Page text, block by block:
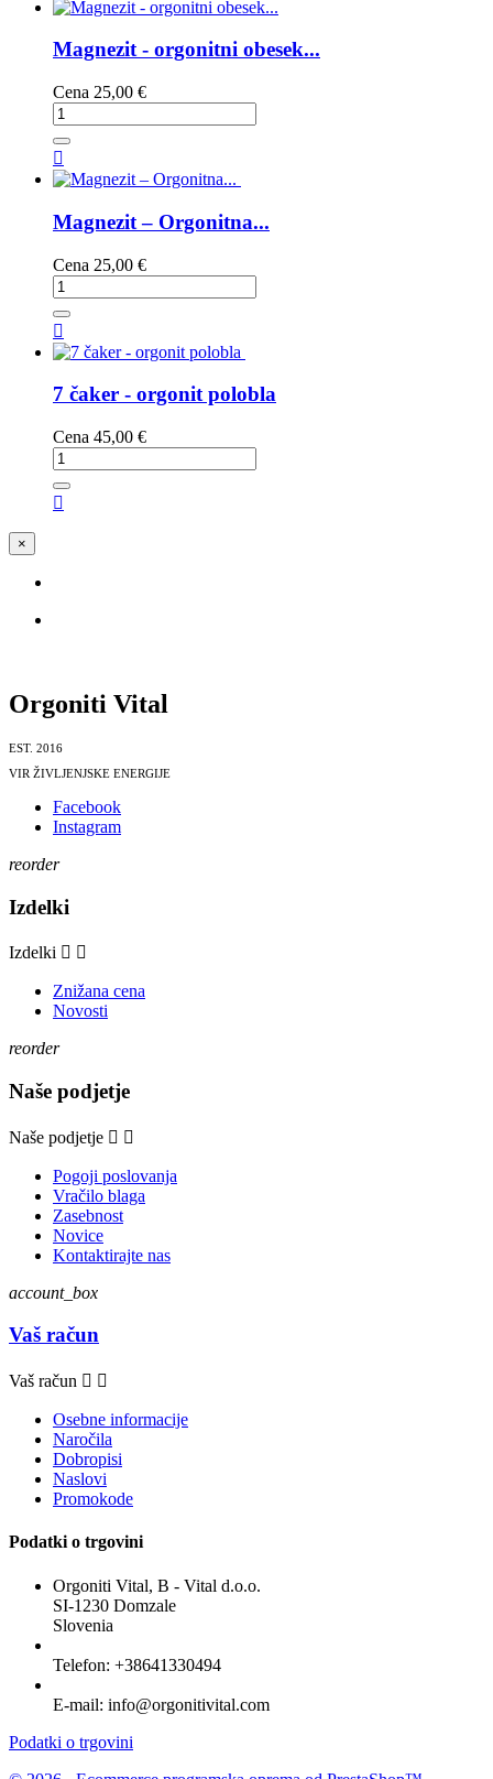
Magnezit - orgonitni obesek...
Cena 25,00 €

Magnezit – Orgonitna...
Cena 25,00 €

7 čaker - orgonit polobla
Cena 45,00 €

×
Orgoniti Vital
EST. 2016
VIR ŽIVLJENJSKE ENERGIJE
Facebook
Instagram
reorder
Izdelki
Izdelki  
Znižana cena
Novosti
reorder
Naše podjetje
Naše podjetje  
Pogoji poslovanja
Vračilo blaga
Zasebnost
Novice
Kontaktirajte nas
account_box
Vaš račun
Vaš račun  
Osebne informacije
Naročila
Dobropisi
Naslovi
Promokode
Podatki o trgovini
Orgoniti Vital, B - Vital d.o.o.
SI-1230 Domzale
Slovenia
Telefon: +38641330494
E-mail: info@orgonitivital.com
Podatki o trgovini